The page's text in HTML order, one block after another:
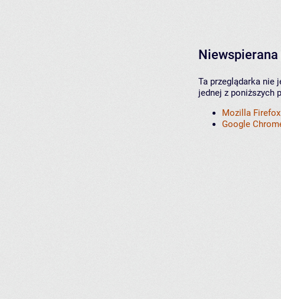
Ta przeglądarka nie
jednej z poniższych
Mozilla Firefox
Google